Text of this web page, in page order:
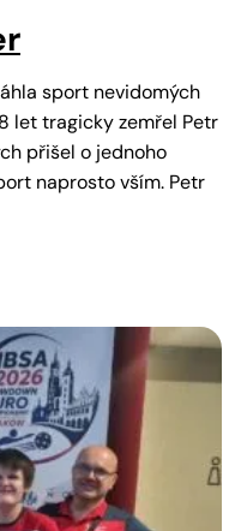
sport nevidomých
let tragicky zemřel Petr
přišel o jednoho
naprosto vším. Petr